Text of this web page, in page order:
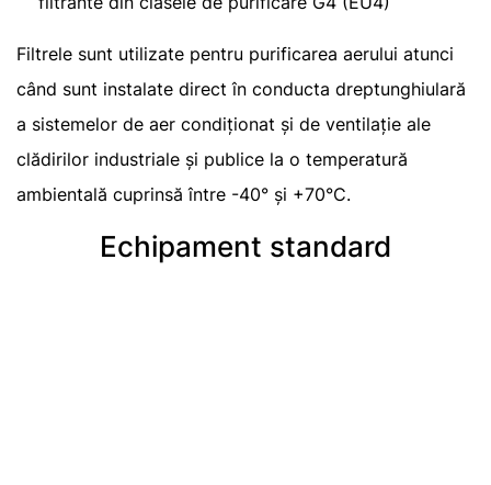
Filtrele sunt utilizate pentru purificarea aerului atunci
când sunt instalate direct în conducta dreptunghiulară
a sistemelor de aer condiționat și de ventilație ale
clădirilor industriale și publice la o temperatură
ambientală cuprinsă între -40° și +70°C.
Echipament standard